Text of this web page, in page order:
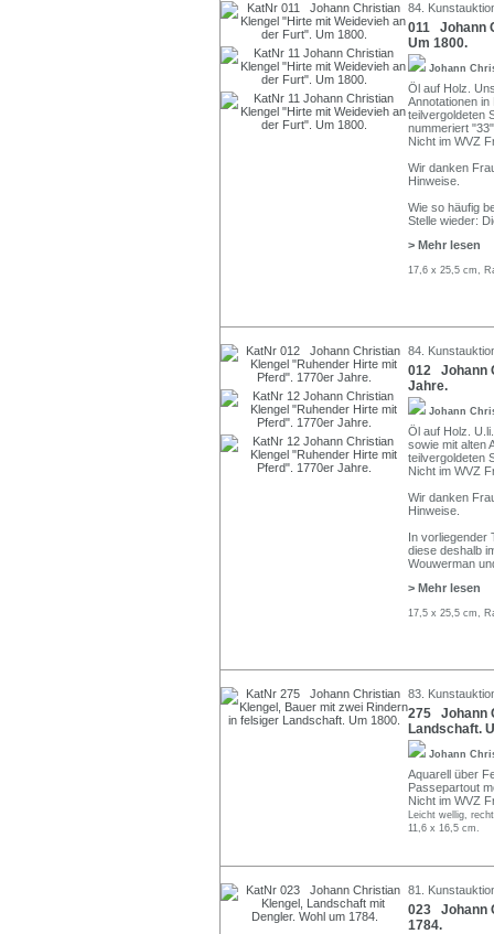
84.
011 Johann
Um 1800.
Johann
Öl auf Holz.
Annotationen
teilvergoldeten
nummeriert
Nicht im WVZ
Wir danken
Hinweise.
Wie so häufig
Stelle wieder:
> Mehr lesen
17,6 x 25,5 cm,
84.
012 Johann
Jahre.
Johann
Öl auf Holz.
sowie mit alten
teilvergoldeten
Nicht im WVZ
Wir danken
Hinweise.
In vorliegender
diese deshalb
Wouwerman
> Mehr lesen
17,5 x 25,5 cm,
83.
275 Johann
Landschaft.
Johann
Aquarell über
Passepartout
Nicht im WVZ
Leicht wellig,
11,6 x 16,5 cm.
81.
023 Johann
1784.